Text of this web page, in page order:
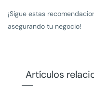
¡Sigue estas
asegurando tu negocio!
Artículos